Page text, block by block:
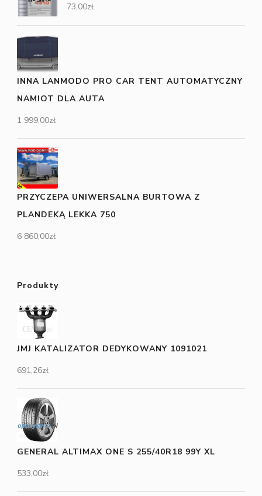
73,00zł
INNA LANMODO PRO CAR TENT AUTOMATYCZNY
NAMIOT DLA AUTA
1 999,00zł
PRZYCZEPA UNIWERSALNA BURTOWA Z
PLANDEKĄ LEKKA 750
6 860,00zł
Produkty
JMJ KATALIZATOR DEDYKOWANY 1091021
691,26zł
GENERAL ALTIMAX ONE S 255/40R18 99Y XL
533,00zł